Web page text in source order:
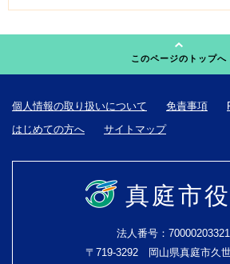
このページのトップへ
個人情報の取り扱いについて 免責事項
はじめての方へ
サイトマップ
真庭市
法人番号：
〒719-3292 岡山県真庭市久